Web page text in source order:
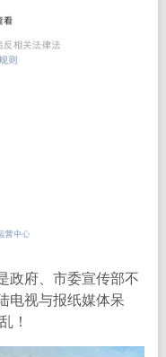
政府、市委宣传部不
电视与报纸媒体呆
！